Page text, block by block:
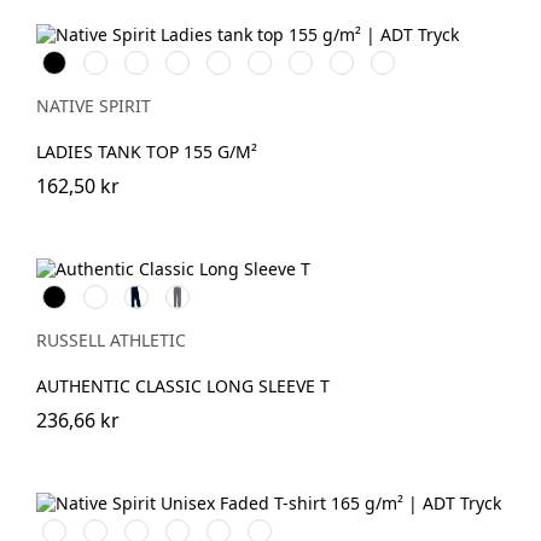
Svart Vit
Organic
Khaki
Wet
Sand
Navy
Blue
Mineral
Grey
Jade
Green
Petal
Rose
Pearl
Rose
NATIVE SPIRIT
LADIES TANK TOP 155 G/M²
162,50 kr
BlackWhiteFrench
Navy
Convoy
Grey
(Solid)
RUSSELL ATHLETIC
AUTHENTIC CLASSIC LONG SLEEVE T
236,66 kr
WashedWashedWashedWashedWashedWashed